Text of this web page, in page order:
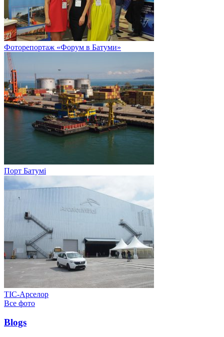
Фоторепортаж «Форум в Батуми»
Порт Батумі
ТІС-Арселор
Все фото
Blogs